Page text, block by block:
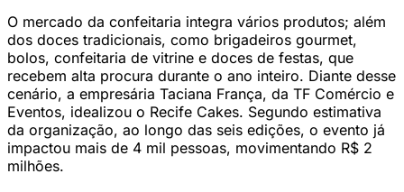
O mercado da confeitaria integra vários produtos; além
dos doces tradicionais, como brigadeiros gourmet,
bolos, confeitaria de vitrine e doces de festas, que
recebem alta procura durante o ano inteiro. Diante desse
cenário, a empresária Taciana França, da TF Comércio e
Eventos, idealizou o Recife Cakes. Segundo estimativa
da organização, ao longo das seis edições, o evento já
impactou mais de 4 mil pessoas, movimentando R$ 2
milhões.